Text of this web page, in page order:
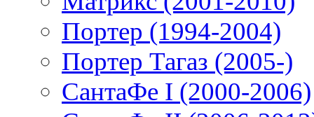
Портер (1994-2004)
Портер Тагаз (2005-)
СантаФе I (2000-2006)